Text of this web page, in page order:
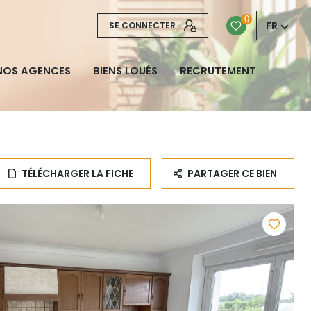
SE CONNECTER
0 FR
AGENCES BIENS LOUÉS RECRUTEMENT
TÉLÉCHARGER LA FICHE PARTAGER CE BIEN